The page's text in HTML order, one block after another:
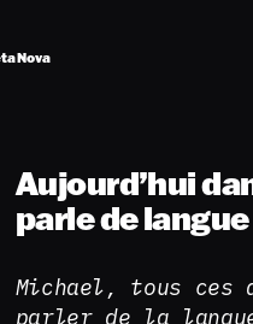
Nova
Aujourd’hui
parle de
Michael, tous ces
parler de la